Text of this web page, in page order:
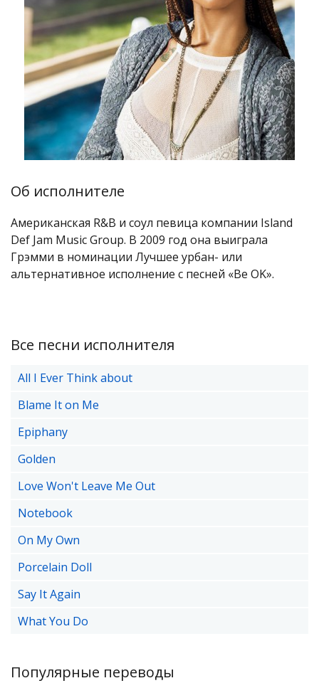
Об исполнителе
Американская R&B и соул певица компании Island
Def Jam Music Group. В 2009 год она выиграла
Грэмми в номинации Лучшее урбан- или
альтернативное исполнение с песней «Be OK».
Все песни исполнителя
All I Ever Think about
Blame It on Me
Epiphany
Golden
Love Won't Leave Me Out
Notebook
On My Own
Porcelain Doll
Say It Again
What You Do
Популярные переводы